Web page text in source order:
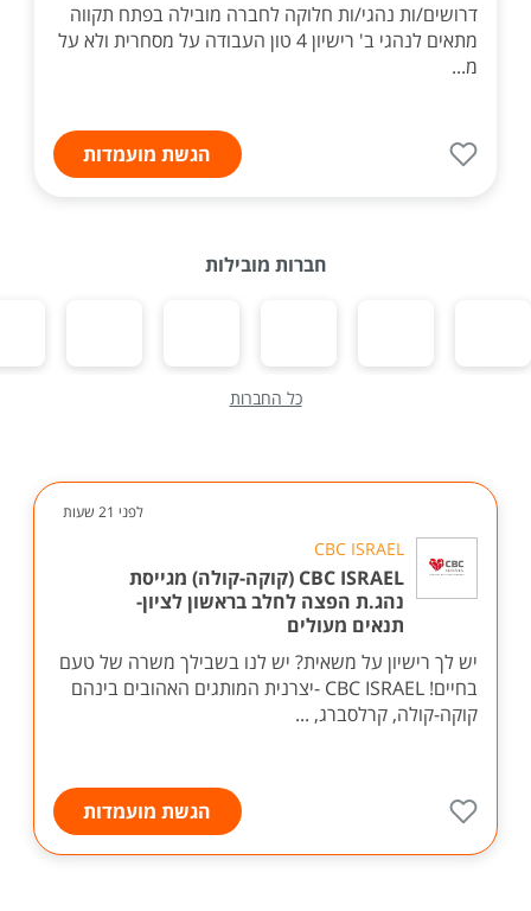
דרושים/ות נהגי/ות חלוקה לחברה מובילה בפתח תקווה
מתאים לנהגי ב' רישיון 4 טון העבודה על מסחרית ולא על
מ...
הגשת מועמדות
חברות מובילות
כל החברות
לפני 21 שעות
CBC ISRAEL
CBC ISRAEL (קוקה-קולה) מגייסת
נהג.ת הפצה לחלב בראשון לציון-
תנאים מעולים
יש לך רישיון על משאית? יש לנו בשבילך משרה של טעם
בחיים! CBC ISRAEL -יצרנית המותגים האהובים בינהם
קוקה-קולה, קרלסברג, ...
הגשת מועמדות